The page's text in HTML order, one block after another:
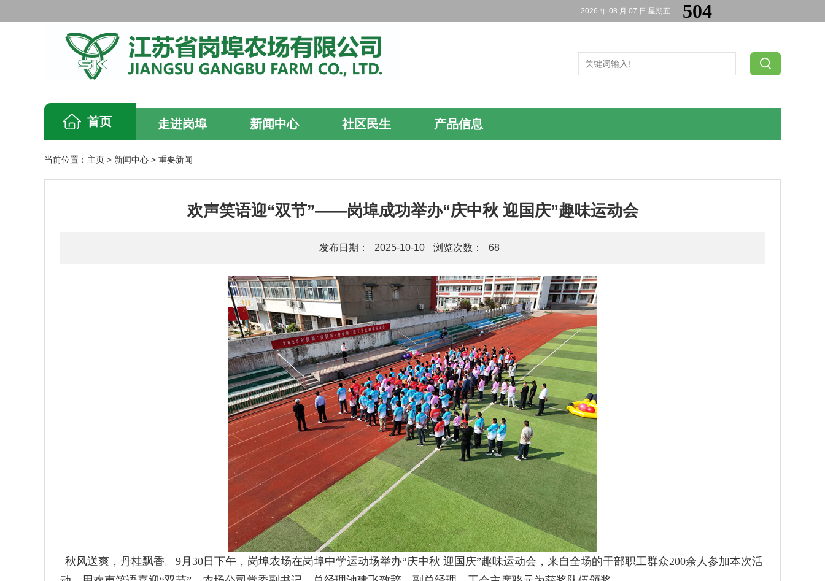
2026 年 08 月 07 日 星期五
首页 走进岗埠 新闻中心 社区民生 产品信息
当前位置： 主页 > 新闻中心 > 重要新闻
欢声笑语迎“双节”——岗埠成功举办“庆中秋 迎国庆”趣味运动会
发布日期： 2025-10-10 浏览次数： 68
秋风送爽，丹桂飘香。9月30日下午，岗埠农场在岗埠中学运动场举办“庆中秋 迎国庆”趣味运动会，来自全场的干部职工群众200余人参加本次活